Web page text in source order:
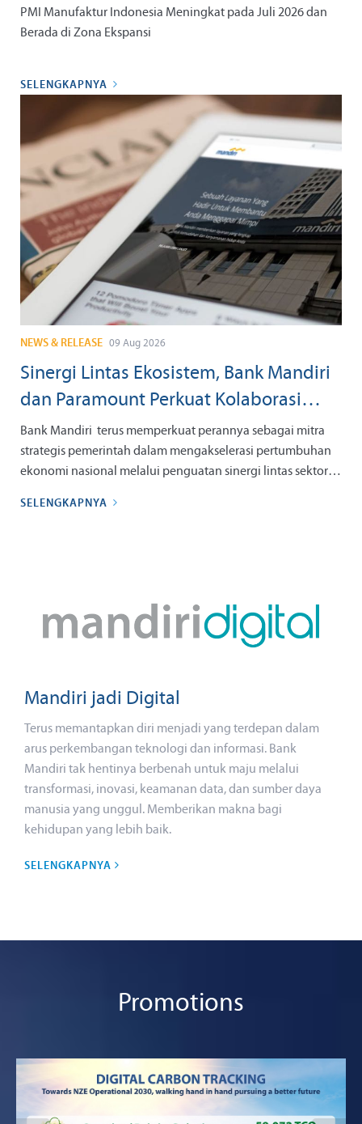
PMI Manufaktur Indonesia Meningkat pada Juli 2026 dan
Berada di Zona Ekspansi
SELENGKAPNYA
NEWS & RELEASE 09 Aug 2026
Sinergi Lintas Ekosistem, Bank Mandiri
dan Paramount Perkuat Kolaborasi
Dorong Pertumbuhan Properti
Berkelanjutan
Bank Mandiri terus memperkuat perannya sebagai mitra
strategis pemerintah dalam mengakselerasi pertumbuhan
ekonomi nasional melalui penguatan sinergi lintas sektor.
SELENGKAPNYA
Mandiri jadi Digital
Terus memantapkan diri menjadi yang terdepan dalam
arus perkembangan teknologi dan informasi. Bank
Mandiri tak hentinya berbenah untuk maju melalui
transformasi, inovasi, keamanan data, dan sumber daya
manusia yang unggul. Memberikan makna bagi
kehidupan yang lebih baik.
SELENGKAPNYA
Promotions